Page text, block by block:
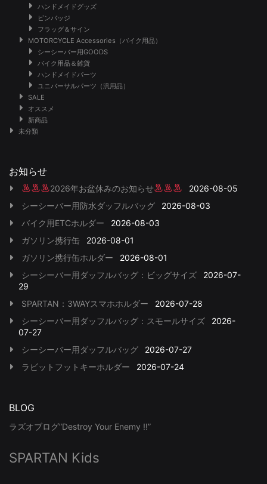
ハンドメイドグッズ
ピンバッジ
フラッグ＆サイン
MOTORCYCLE Accessories（バイク用品）
シーシーバー用GOODS
バイク用品＆雑貨
ハンドメイドパーツ
ユニバーサルパーツ（汎用品）
SALE
オススメ
新商品
未分類
お知らせ
2026年お盆休みのお知らせ
2026-08-05
シーシーバー用防水ダッフルバッグ
2026-08-03
バイク用ETCホルダー
2026-08-03
ガソリン携行缶
2026-08-01
ガソリン携行缶ホルダー
2026-08-01
シーシーバー用ダッフルバッグ：ビッグサイズ
2026-07-
29
SPARTAN：3WAYスマホホルダー
2026-07-28
シーシーバー用ダッフルバッグ：スモールサイズ
2026-
07-27
シーシーバー用ダッフルバッグ
2026-07-27
ラビットフットキーホルダー
2026-07-24
BLOG
ラズオブログ”Destroy Your Enemy !!”
SPARTAN Kids